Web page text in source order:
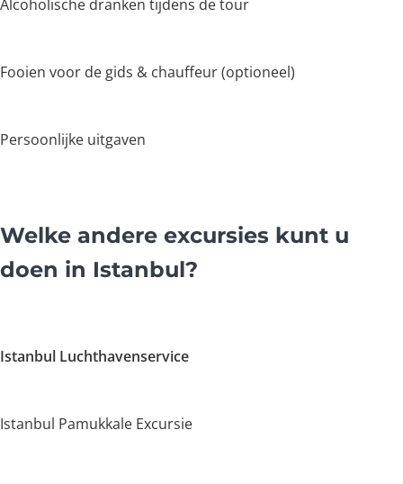
Alcoholische dranken tijdens de tour
Fooien voor de gids & chauffeur (optioneel)
Persoonlijke uitgaven
Welke andere excursies kunt u
doen in Istanbul?
Istanbul Luchthavenservice
Istanbul Pamukkale Excursie